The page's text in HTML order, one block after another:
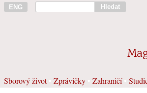
ENG Hledat
Sborový život• Zprávičky Zahraničí•